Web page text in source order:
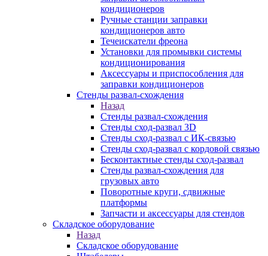
кондиционеров
Ручные станции заправки
кондиционеров авто
Течеискатели фреона
Установки для промывки системы
кондиционирования
Аксессуары и приспособления для
заправки кондиционеров
Стенды развал-схождения
Назад
Стенды развал-схождения
Стенды сход-развал 3D
Стенды сход-развал с ИК-связью
Стенды сход-развал с кордовой связью
Бесконтактные стенды сход-развал
Стенды развал-схождения для
грузовых авто
Поворотные круги, сдвижные
платформы
Запчасти и аксессуары для стендов
Складское оборудование
Назад
Складское оборудование